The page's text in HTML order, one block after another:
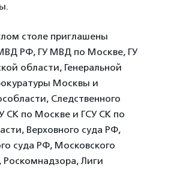
столе приглашены
РФ, ГУ МВД по Москве, ГУ
области, Генеральной
Москвы и
Следственного
СК по Москве и ГСУ СК по
Верховного суда РФ,
суда РФ, Московского
Роскомнадзора, Лиги